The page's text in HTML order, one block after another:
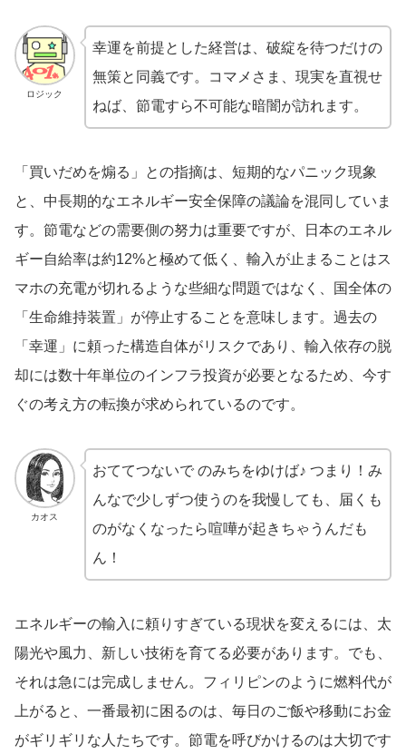
ロジック
幸運を前提とした経営は、破綻を待つだけの
無策と同義です。コマメさま、現実を直視せ
ねば、節電すら不可能な暗闇が訪れます。
「買いだめを煽る」との指摘は、短期的なパニック現象
と、中長期的なエネルギー安全保障の議論を混同していま
す。節電などの需要側の努力は重要ですが、日本のエネル
ギー自給率は約12%と極めて低く、輸入が止まることはス
マホの充電が切れるような些細な問題ではなく、国全体の
「生命維持装置」が停止することを意味します。過去の
「幸運」に頼った構造自体がリスクであり、輸入依存の脱
却には数十年単位のインフラ投資が必要となるため、今す
ぐの考え方の転換が求められているのです。
カオス
おててつないで のみちをゆけば♪ つまり！み
んなで少しずつ使うのを我慢しても、届くも
のがなくなったら喧嘩が起きちゃうんだも
ん！
エネルギーの輸入に頼りすぎている現状を変えるには、太
陽光や風力、新しい技術を育てる必要があります。でも、
それは急には完成しません。フィリピンのように燃料代が
上がると、一番最初に困るのは、毎日のご飯や移動にお金
がギリギリな人たちです。節電を呼びかけるのは大切です